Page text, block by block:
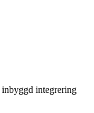
integrering